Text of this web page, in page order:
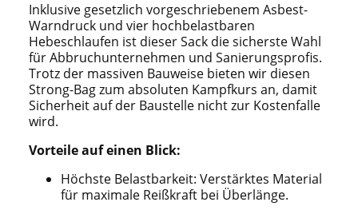
Inklusive gesetzlich vorgeschriebenem Asbest-
Warndruck und vier hochbelastbaren
Hebeschlaufen ist dieser Sack die sicherste Wahl
für Abbruchunternehmen und Sanierungsprofis.
Trotz der massiven Bauweise bieten wir diesen
Strong-Bag zum absoluten Kampfkurs an, damit
Sicherheit auf der Baustelle nicht zur Kostenfalle
wird.
Vorteile auf einen Blick:
Höchste Belastbarkeit: Verstärktes Material
für maximale Reißkraft bei Überlänge.